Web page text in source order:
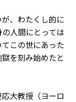
、わたくし的に
人間にとっては
この世にあった
を刻み始めたと
大教授（ヨーロ